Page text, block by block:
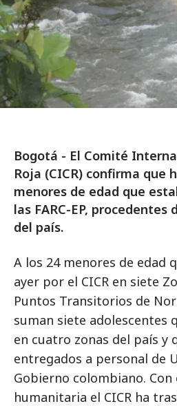
Bogotá - El Comité
Roja (CICR) confirma que
menores de edad que
las FARC-EP,
del país.
A los 24 menores de edad
ayer por el CICR en siete
Puntos Transitorios de
suman siete adolescentes
en cuatro zonas del país y
entregados a personal de
Gobierno colombiano.
humanitaria el CICR ha